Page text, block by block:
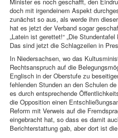
Minister es noch geschafft, den
doch mit irgendeinem Aspekt
zunächst so aus, als werde ihm
hat es jetzt der Verband sogar
„Latein ist gerettet!“ „Die
Das sind jetzt die Schlagzeilen in
In Niedersachsen, wo das
Rechtsanspruch auf die
Englisch in der Oberstufe zu
fehlenden Stunden an den Schulen
es durch entsprechende
die Opposition einen
Reform mit Verweis auf die
eingebracht hat, so dass es damit
Berichterstattung gab, aber dort ist